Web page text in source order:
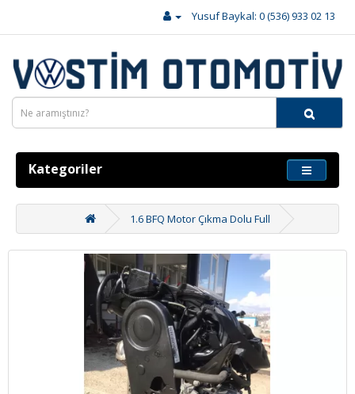
Yusuf Baykal: 0 (536) 933 02 13
Kategoriler
1.6 BFQ Motor Çıkma Dolu Full